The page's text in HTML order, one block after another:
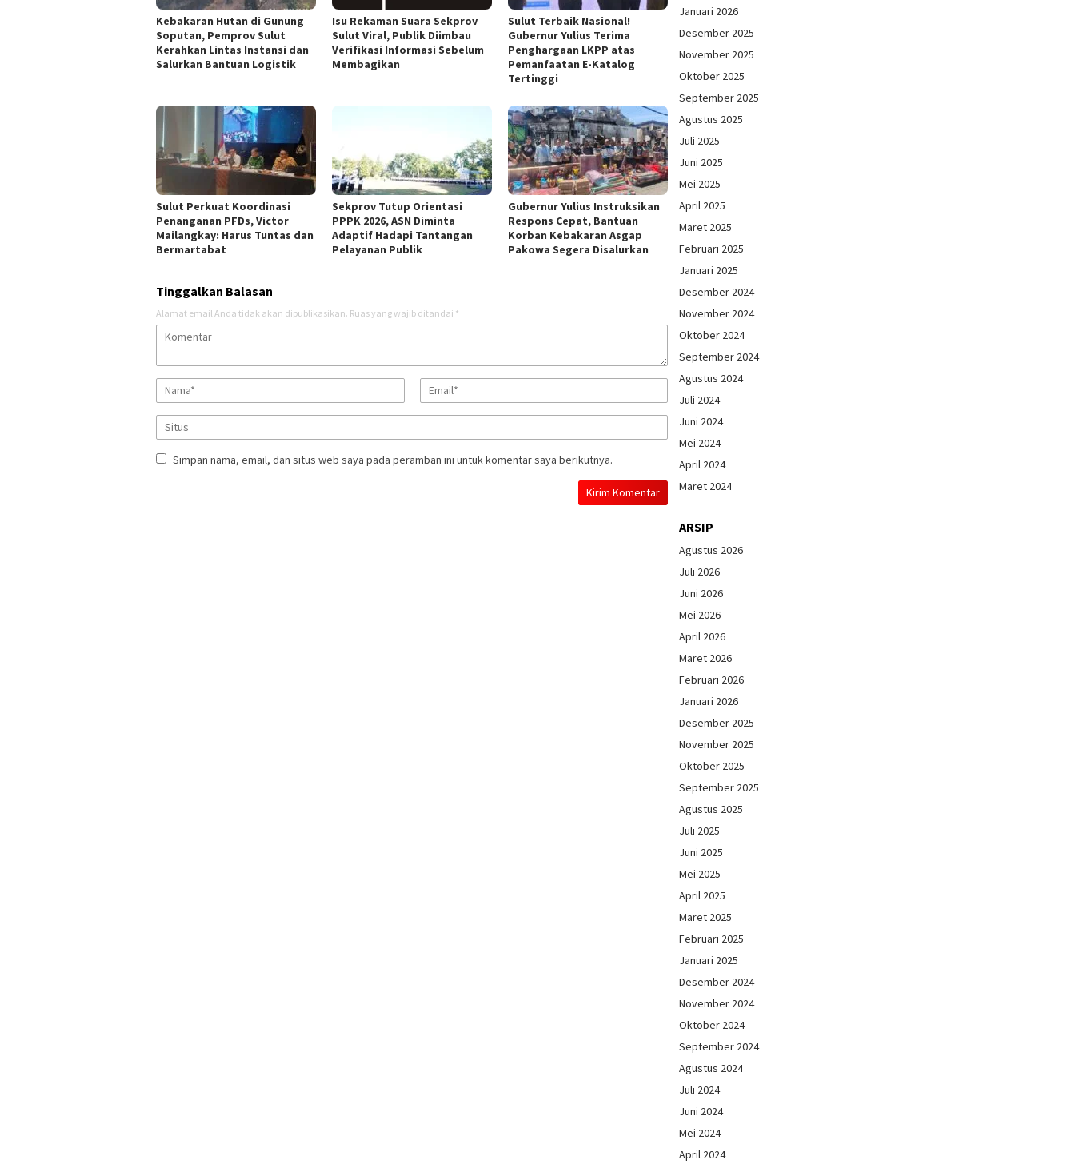
Kebakaran Hutan di Gunung
Soputan, Pemprov Sulut
Kerahkan Lintas Instansi dan
Salurkan Bantuan Logistik
Isu Rekaman Suara Sekprov
Sulut Viral, Publik Diimbau
Verifikasi Informasi Sebelum
Membagikan
Sulut Terbaik Nasional!
Gubernur Yulius Terima
Penghargaan LKPP atas
Pemanfaatan E-Katalog
Tertinggi
Sulut Perkuat Koordinasi
Penanganan PFDs, Victor
Mailangkay: Harus Tuntas dan
Bermartabat
Sekprov Tutup Orientasi
PPPK 2026, ASN Diminta
Adaptif Hadapi Tantangan
Pelayanan Publik
Gubernur Yulius Instruksikan
Respons Cepat, Bantuan
Korban Kebakaran Asgap
Pakowa Segera Disalurkan
Tinggalkan Balasan
Alamat email Anda tidak akan dipublikasikan. Ruas yang wajib ditandai *
Simpan nama, email, dan situs web saya pada peramban ini untuk komentar saya berikutnya.
Januari 2026
Desember 2025
November 2025
Oktober 2025
September 2025
Agustus 2025
Juli 2025
Juni 2025
Mei 2025
April 2025
Maret 2025
Februari 2025
Januari 2025
Desember 2024
November 2024
Oktober 2024
September 2024
Agustus 2024
Juli 2024
Juni 2024
Mei 2024
April 2024
Maret 2024
ARSIP
Agustus 2026
Juli 2026
Juni 2026
Mei 2026
April 2026
Maret 2026
Februari 2026
Januari 2026
Desember 2025
November 2025
Oktober 2025
September 2025
Agustus 2025
Juli 2025
Juni 2025
Mei 2025
April 2025
Maret 2025
Februari 2025
Januari 2025
Desember 2024
November 2024
Oktober 2024
September 2024
Agustus 2024
Juli 2024
Juni 2024
Mei 2024
April 2024